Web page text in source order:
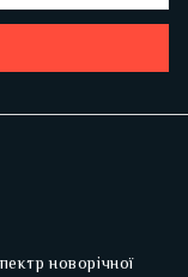
новорічної